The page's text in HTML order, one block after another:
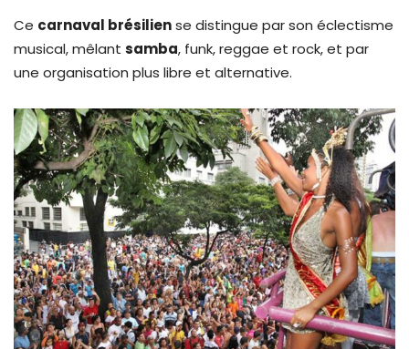
Ce carnaval brésiliense distingue par son éclectisme
musical, mêlant samba, funk, reggae et rock, et par
une organisation plus libre et alternative.